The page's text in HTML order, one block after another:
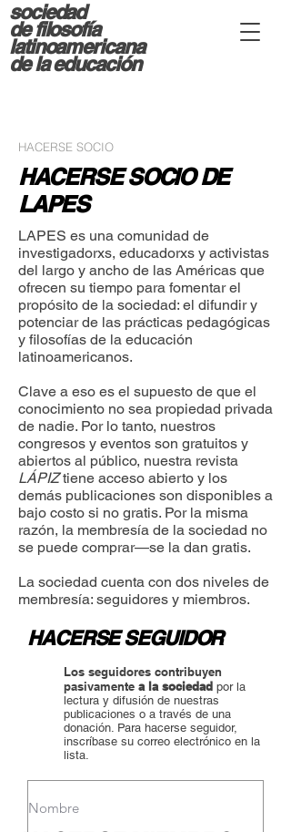
sociedad
de filosofía
latinoamericana
de la educación
HACERSE SOCIO
HACERSE SOCIO DE
LAPES
LAPES es una comunidad de
investigadorxs, educadorxs y activistas
del largo y ancho de las Américas que
ofrecen su tiempo para fomentar el
propósito de la sociedad: el difundir y
potenciar de las prácticas pedagógicas
y filosofías de la educación
latinoamericanos.
Clave a eso es el supuesto de que el
conocimiento no sea propiedad privada
de nadie. Por lo tanto, nuestros
congresos y eventos son gratuitos y
abiertos al público, nuestra revista
LÁPIZtiene acceso abierto y los
demás publicaciones son disponibles a
bajo costo si no gratis. Por la misma
razón, la membresía de la sociedad no
se puede comprar—se la dan gratis.
La sociedad cuenta con dos niveles de
membresía: seguidores y miembros.
HACERSE SEGUIDOR
Los seguidores contribuyen
pasivamente a la sociedad por la
lectura y difusión de nuestras
publicaciones o a través de una
donación. Para hacerse seguidor,
inscríbase su correo electrónico en la
lista.